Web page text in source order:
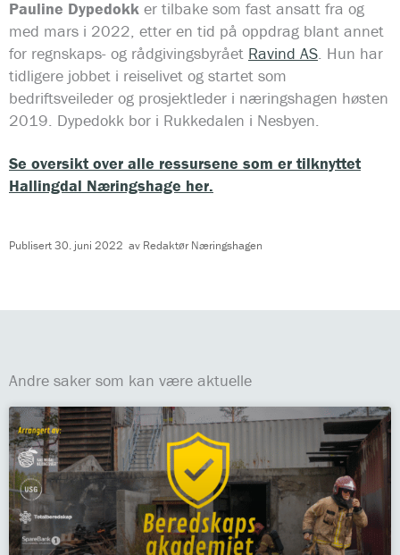
Pauline Dypedokk er tilbake som fast ansatt fra og
med mars i 2022, etter en tid på oppdrag blant annet
for regnskaps- og rådgivingsbyrået Ravind AS. Hun har
tidligere jobbet i reiselivet og startet som
bedriftsveileder og prosjektleder i næringshagen høsten
2019. Dypedokk bor i Rukkedalen i Nesbyen.
Se oversikt over alle ressursene som er tilknyttet
Hallingdal Næringshage her.
Publisert30. juni 2022 av Redaktør Næringshagen
Andre saker som kan være aktuelle